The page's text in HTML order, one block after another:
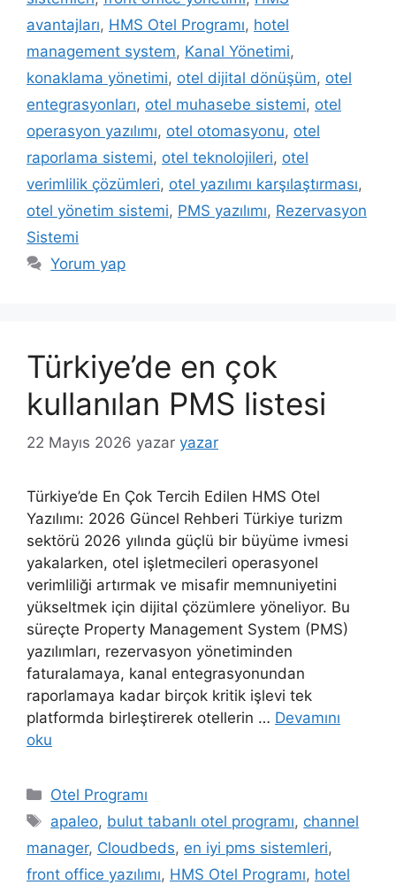
avantajları, HMS Otel Programı, hotel
management system, Kanal Yönetimi,
konaklama yönetimi, otel dijital dönüşüm, otel
entegrasyonları, otel muhasebe sistemi, otel
operasyon yazılımı, otel otomasyonu, otel
raporlama sistemi, otel teknolojileri, otel
verimlilik çözümleri, otel yazılımı karşılaştırması,
otel yönetim sistemi, PMS yazılımı, Rezervasyon
Sistemi
Yorum yap
Türkiye’de en çok
kullanılan PMS listesi
22 Mayıs 2026 yazar yazar
Türkiye’de En Çok Tercih Edilen HMS Otel
Yazılımı: 2026 Güncel Rehberi Türkiye turizm
sektörü 2026 yılında güçlü bir büyüme ivmesi
yakalarken, otel işletmecileri operasyonel
verimliliği artırmak ve misafir memnuniyetini
yükseltmek için dijital çözümlere yöneliyor. Bu
süreçte Property Management System (PMS)
yazılımları, rezervasyon yönetiminden
faturalamaya, kanal entegrasyonundan
raporlamaya kadar birçok kritik işlevi tek
platformda birleştirerek otellerin … Devamını
oku
Kategoriler
Otel Programı
Etiketler
apaleo, bulut tabanlı otel programı, channel
manager, Cloudbeds, en iyi pms sistemleri,
front office yazılımı, HMS Otel Programı, hotel